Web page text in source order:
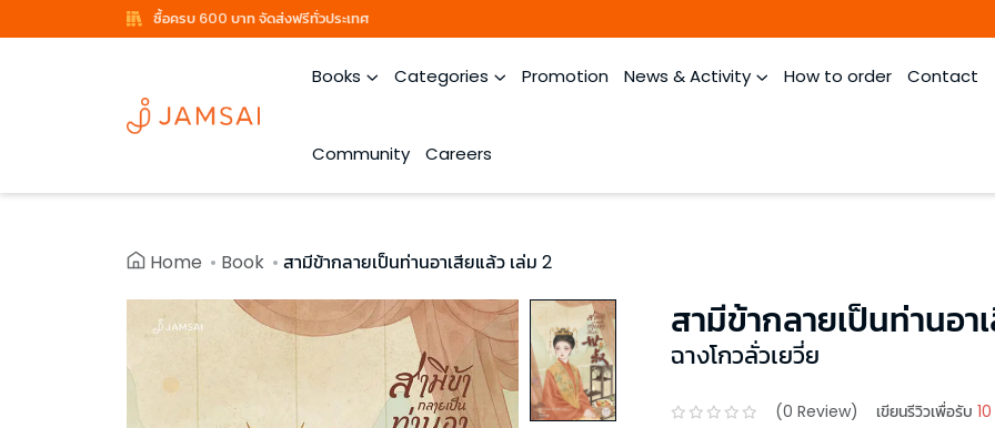
ซื้อครบ 600 บาท จัดส่งฟรีทั่วประเทศ
Books Categories Promotion News & Activity How to order Contact
Community Careers
Home Book สามีข้ากลายเป็นท่านอาเสียแล้ว เล่ม 2
สามีข้ากลายเป็นท่านอา
ฉางโกวลั่วเยวี่ย
(0 Review) เขียนรีวิวเพื่อรับ